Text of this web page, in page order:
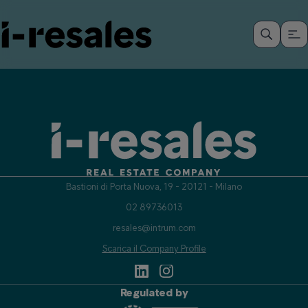
Bastioni di Porta Nuova, 19 - 20121 - Milano
02 89736013
resales@intrum.com
Scarica il Company Profile
Regulated by